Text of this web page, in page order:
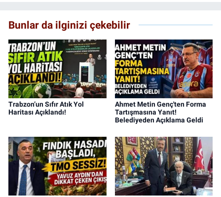
Bunlar da ilginizi çekebilir
Trabzon’un Sıfır Atık Yol
Haritası Açıklandı!
Ahmet Metin Genç'ten Forma
Tartışmasına Yanıt!
Belediyeden Açıklama Geldi